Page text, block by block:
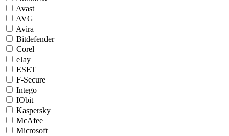
Avast
AVG
Avira
Bitdefender
Corel
eJay
ESET
F-Secure
Intego
IObit
Kaspersky
McAfee
Microsoft